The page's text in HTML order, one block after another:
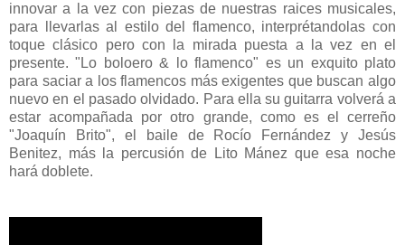
innovar a la vez con piezas de nuestras raices musicales,
para llevarlas al estilo del flamenco, interprétandolas con
toque clásico pero con la mirada puesta a la vez en el
presente. "Lo boloero & lo flamenco" es un exquito plato
para saciar a los flamencos más exigentes que buscan algo
nuevo en el pasado olvidado. Para ella su guitarra volverá a
estar acompañada por otro grande, como es el cerreño
"Joaquín Brito", el baile de Rocío Fernández y Jesús
Benitez, más la percusión de Lito Mánez que esa noche
hará doblete.